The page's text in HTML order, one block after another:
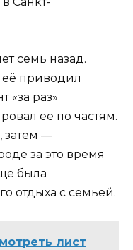
семь назад.
её приводил
«за раз»
её по частям.
затем —
за это время
была
отдыха с семьей.
лист